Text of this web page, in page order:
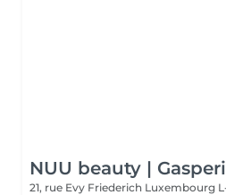
NUU beauty |
21, rue Evy Friederich Luxembourg